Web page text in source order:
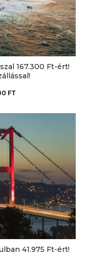
167.300 Ft-ért!
FT
41.975 Ft-ért!